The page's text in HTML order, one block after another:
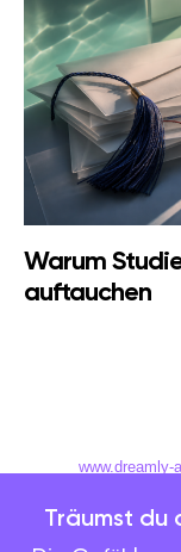
Träumst du
Warum
auftauchen
www.dreamly-